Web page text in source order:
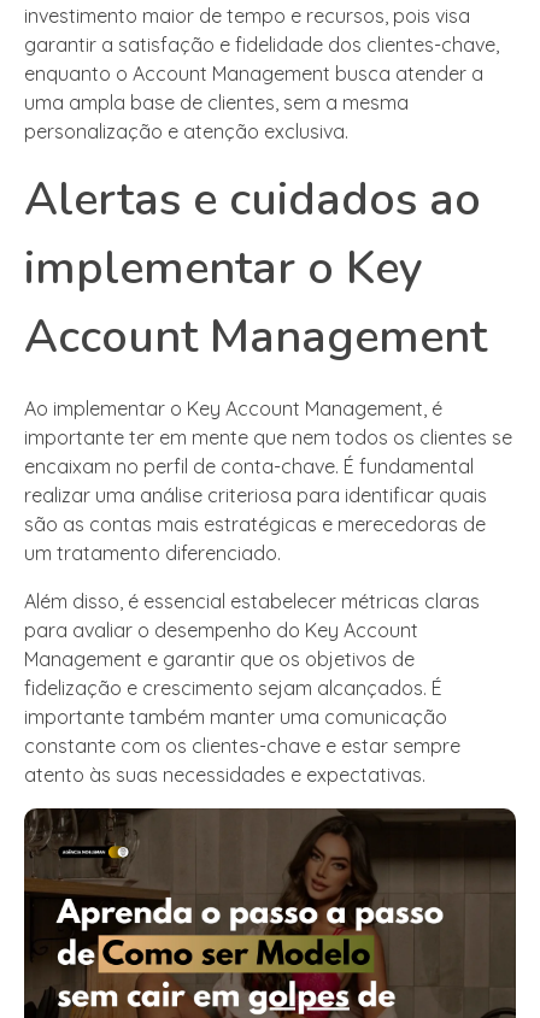
investimento maior de tempo e recursos, pois visa
garantir a satisfação e fidelidade dos clientes-chave,
enquanto o Account Management busca atender a
uma ampla base de clientes, sem a mesma
personalização e atenção exclusiva.
Alertas e cuidados ao
implementar o Key
Account Management
Ao implementar o Key Account Management, é
importante ter em mente que nem todos os clientes se
encaixam no perfil de conta-chave. É fundamental
realizar uma análise criteriosa para identificar quais
são as contas mais estratégicas e merecedoras de
um tratamento diferenciado.
Além disso, é essencial estabelecer métricas claras
para avaliar o desempenho do Key Account
Management e garantir que os objetivos de
fidelização e crescimento sejam alcançados. É
importante também manter uma comunicação
constante com os clientes-chave e estar sempre
atento às suas necessidades e expectativas.